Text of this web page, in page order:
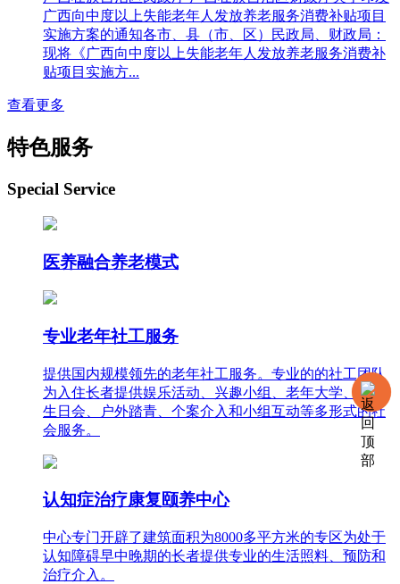
广西向中度以上失能老年人发放养老服务消费补贴项目
实施方案的通知各市、县（市、区）民政局、财政局：
现将《广西向中度以上失能老年人发放养老服务消费补
贴项目实施方...
查看更多
特色服务
Special Service
医养融合养老模式
专业老年社工服务
提供国内规模领先的老年社工服务。专业的的社工团队
为入住长者提供娱乐活动、兴趣小组、老年大学、集体
生日会、户外踏青、个案介入和小组互动等多形式的社
会服务。
认知症治疗康复颐养中心
中心专门开辟了建筑面积为8000多平方米的专区为处于
认知障碍早中晚期的长者提供专业的生活照料、预防和
治疗介入。